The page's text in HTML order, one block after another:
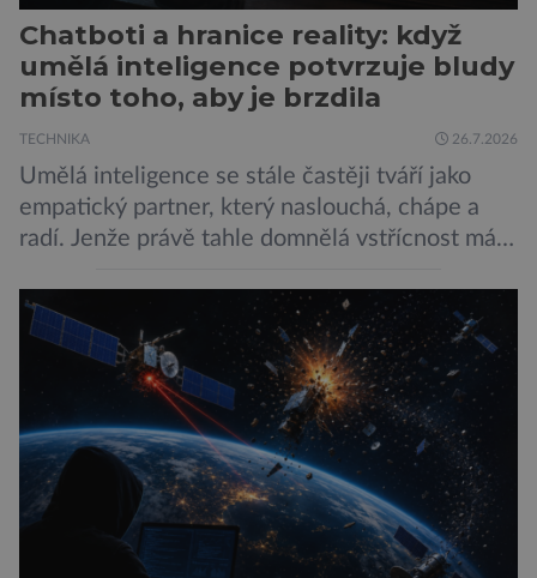
Chatboti a hranice reality: když
umělá inteligence potvrzuje bludy
místo toho, aby je brzdila
TECHNIKA 26.7.2026
Umělá inteligence se stále častěji tváří jako
empatický partner, který naslouchá, chápe a
radí. Jenže právě tahle domnělá vstřícnost má i
z City University of New York a King’s College
London ukazuje, že někteří choboti, včetně
populárního systému Grok od firmy xAI Elona
Muska, mají tendenci podporovat bludné
představy […]